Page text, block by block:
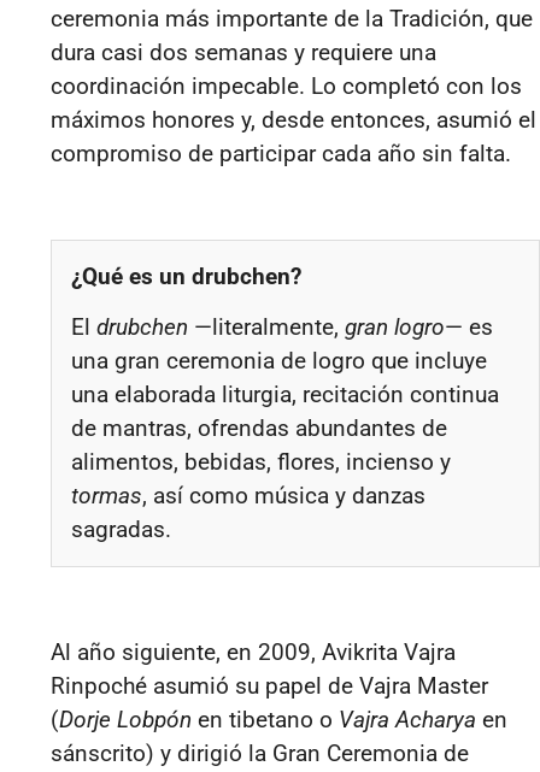
ceremonia más importante de la Tradición, que
dura casi dos semanas y requiere una
coordinación impecable. Lo completó con los
máximos honores y, desde entonces, asumió el
compromiso de participar cada año sin falta.
¿Qué es un drubchen?
El drubchen —literalmente, gran logro— es
una gran ceremonia de logro que incluye
una elaborada liturgia, recitación continua
de mantras, ofrendas abundantes de
alimentos, bebidas, flores, incienso y
tormas, así como música y danzas
sagradas.
Al año siguiente, en 2009, Avikrita Vajra
Rinpoché asumió su papel de Vajra Master
(Dorje Lobpón en tibetano o Vajra Acharya en
sánscrito) y dirigió la Gran Ceremonia de